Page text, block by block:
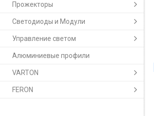
Прожекторы
Светодиоды и Модули
Управление светом
Алюминиевые профили
VARTON
FERON